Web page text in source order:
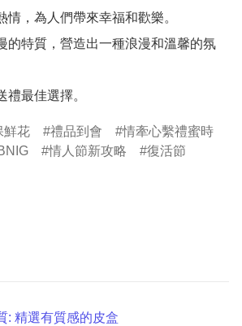
情，為人們帶來幸福和歡樂。
的特質，營造出一種浪漫和溫馨的氛
禮最佳選擇。
鮮花 禮品到會
情牽心繫禮蜜時
情人節新攻略
復活節
: 精選有質感的皮盒